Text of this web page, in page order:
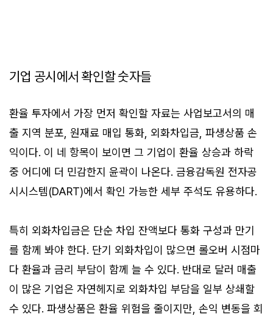
기업 공시에서 확인할 숫자들
환율 투자에서 가장 먼저 확인할 자료는 사업보고서의 매
출 지역 분포, 원재료 매입 통화, 외화차입금, 파생상품 손
익이다. 이 네 항목이 보이면 그 기업이 환율 상승과 하락
중 어디에 더 민감한지 윤곽이 나온다. 금융감독원 전자공
시시스템(DART)에서 확인 가능한 세부 주석도 유용하다.
특히 외화차입금은 단순 차입 잔액보다 통화 구성과 만기
를 함께 봐야 한다. 단기 외화차입이 많으면 롤오버 시점마
다 환율과 금리 부담이 함께 늘 수 있다. 반대로 달러 매출
이 많은 기업은 자연헤지로 외화차입 부담을 일부 상쇄할
수 있다. 파생상품은 환율 위험을 줄이지만, 손익 변동을 회